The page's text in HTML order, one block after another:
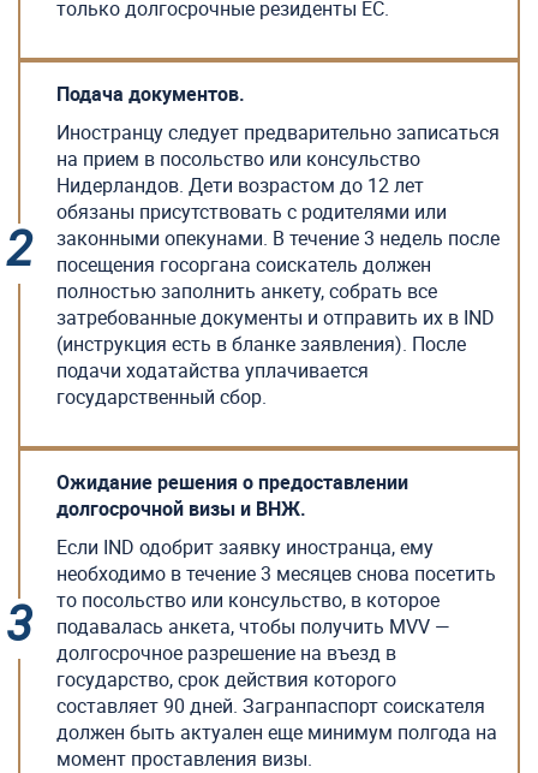
только долгосрочные резиденты ЕС.
Подача документов.
Иностранцу следует предварительно записаться
на прием в посольство или консульство
Нидерландов. Дети возрастом до 12 лет
обязаны присутствовать с родителями или
законными опекунами. В течение 3 недель после
посещения госоргана соискатель должен
полностью заполнить анкету, собрать все
затребованные документы и отправить их в IND
(инструкция есть в бланке заявления). После
подачи ходатайства уплачивается
государственный сбор.
Ожидание решения о предоставлении
долгосрочной визы и ВНЖ.
Если IND одобрит заявку иностранца, ему
необходимо в течение 3 месяцев снова посетить
то посольство или консульство, в которое
подавалась анкета, чтобы получить MVV —
долгосрочное разрешение на въезд в
государство, срок действия которого
составляет 90 дней. Загранпаспорт соискателя
должен быть актуален еще минимум полгода на
момент проставления визы.